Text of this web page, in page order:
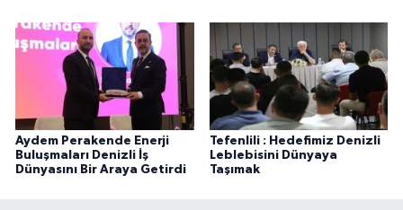
Aydem Perakende Enerji
Buluşmaları Denizli İş
Dünyasını Bir Araya Getirdi
Tefenlili : Hedefimiz Denizli
Leblebisini Dünyaya
Taşımak